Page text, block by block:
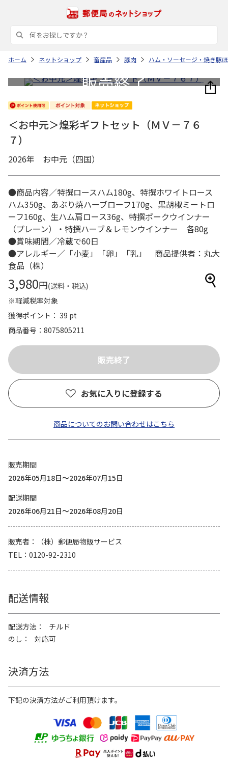
ホーム ネットショップ 畜産品 豚肉 ハム・ソーセージ・焼き豚
＜お中元＞煌彩ギフトセット（ＭＶ－７６
７）
2026年 お中元（四国）
●商品内容／特撰ロースハム180g、特撰ホワイトロース
ハム350g、あぶり焼ハーブローフ170g、黒胡椒ミートロ
ーフ160g、生ハム肩ロース36g、特撰ポークウインナー
（プレーン）・特撰ハーブ＆レモンウインナー 各80g
●賞味期間／冷蔵で60日
●アレルギー／「小麦」「卵」「乳」 商品提供者：丸大
食品（株）
3,980円(送料・税込)
※軽減税率対象
獲得ポイント： 39 pt
商品番号
8075805211
お気に入りに登録する
商品についてのお問い合わせはこちら
販売期間
2026年05月18日～2026年07月15日
配送期間
2026年06月21日～2026年08月20日
販売者
（株）郵便局物販サービス
TEL
0120-92-2310
配送情報
配送方法
チルド
のし
対応可
決済方法
下記の決済方法がご利用頂けます。